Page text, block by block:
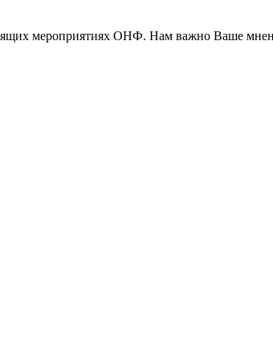
мероприятиях ОНФ. Нам важно Ваше